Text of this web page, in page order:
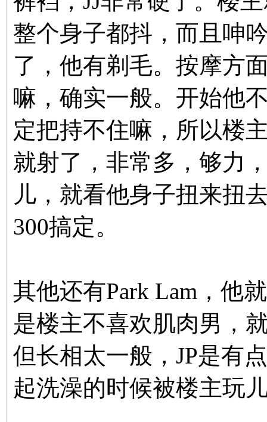
整个身子都抖，而且呻
了，他有剃毛。按摩方
嘛，确实一般。开始他
定把持不住嘛，所以楼
就射了，非常多，够力
儿，就看他身子扭来扭
300搞定。
其他还有Park Lam，他
是楼主不喜欢肌肉男，
但长相太一般，JP是有
起洗澡的时候被楼主玩